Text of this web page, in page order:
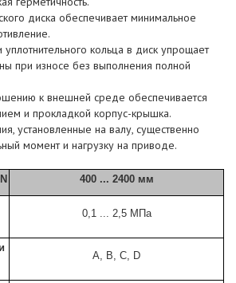
диска обеспечивает минимальное
уплотнительного кольца в диск упрощает
при износе без выполнения полной
к внешней среде обеспечивается
и прокладкой корпус-крышка.
установленные на валу, существенно
момент и нагрузку на приводе.
400 ... 2400 мм
0,1 ... 2,5 МПа
А, B, C, D